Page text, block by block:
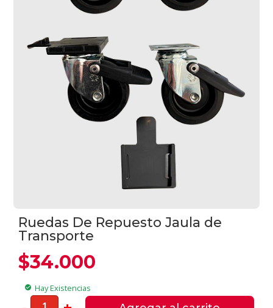
Ruedas De Repuesto Jaula de
Transporte
$34.000
check_circle Hay Existencias
Ruedas